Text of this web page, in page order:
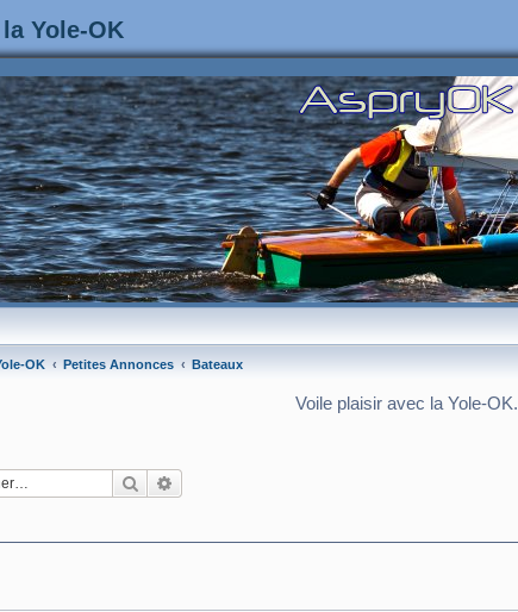
Yole-OK
OK Petites Annonces Bateaux
Voile plaisir avec la Yole-OK.
Rechercher